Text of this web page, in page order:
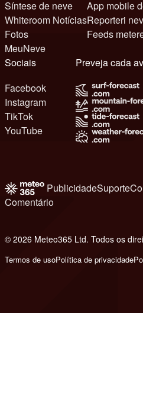
Síntese de neve
Whiteroom Notícias
Fotos
MeuNeve
App mobile
Reporteri
Feeds
Sociais
Facebook
Instagram
TikTok
YouTube
Preveja cada
PublicidadeSuporte
Comentário
© 2026 Meteo365 Ltd. Todos os
Termos de usoPolítica de privacidade